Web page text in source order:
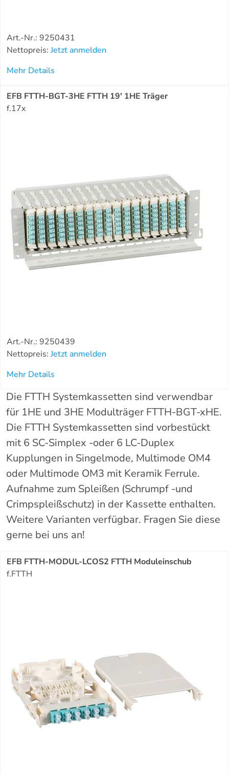
Art.-Nr.: 9250431
Nettopreis:Jetzt anmelden
Mehr Details
EFB FTTH-BGT-3HE FTTH 19' 1HE Träger
f.17x
Art.-Nr.: 9250439
Nettopreis:Jetzt anmelden
Mehr Details
Die FTTH Systemkassetten sind verwendbar
für 1HE und 3HE Modulträger FTTH-BGT-xHE.
Die FTTH Systemkassetten sind vorbestückt
mit 6 SC-Simplex -oder 6 LC-Duplex
Kupplungen in Singelmode, Multimode OM4
oder Multimode OM3 mit Keramik Ferrule.
Aufnahme zum Spleißen (Schrumpf -und
Crimpspleißschutz) in der Kassette enthalten.
Weitere Varianten verfügbar. Fragen Sie diese
gerne bei uns an!
EFB FTTH-MODUL-LCOS2 FTTH Moduleinschub
f.FTTH